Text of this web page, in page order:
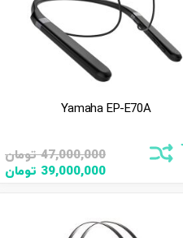
Yamaha EP-E70A
47,000,000 تومان
39,000,000 تومان